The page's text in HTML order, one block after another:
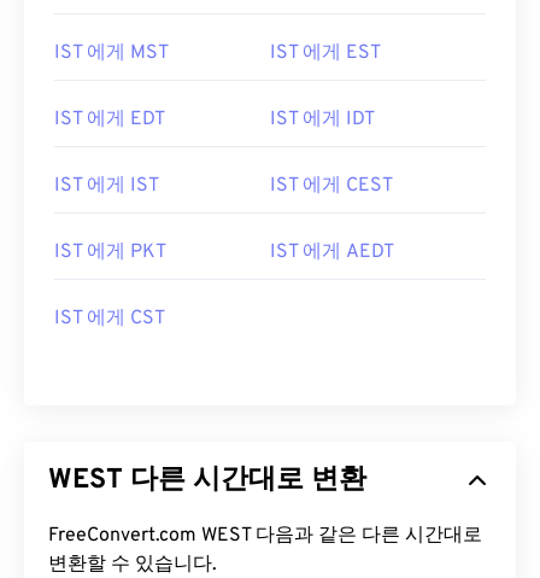
IST 에게 MST IST 에게 EST
IST 에게 EDT IST 에게 IDT
IST 에게 IST IST 에게 CEST
IST 에게 PKT IST 에게 AEDT
IST 에게 CST
WEST 다른 시간대로 변환
FreeConvert.com WEST 다음과 같은 다른 시간대로
변환할 수 있습니다.